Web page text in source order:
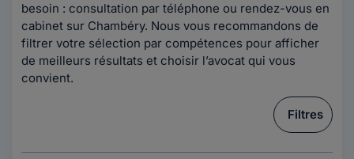
besoin : consultation par téléphone ou rendez-vous en
cabinet sur Chambéry. Nous vous recommandons de
filtrer votre sélection par compétences pour afficher
de meilleurs résultats et choisir l’avocat qui vous
convient.
Filtres